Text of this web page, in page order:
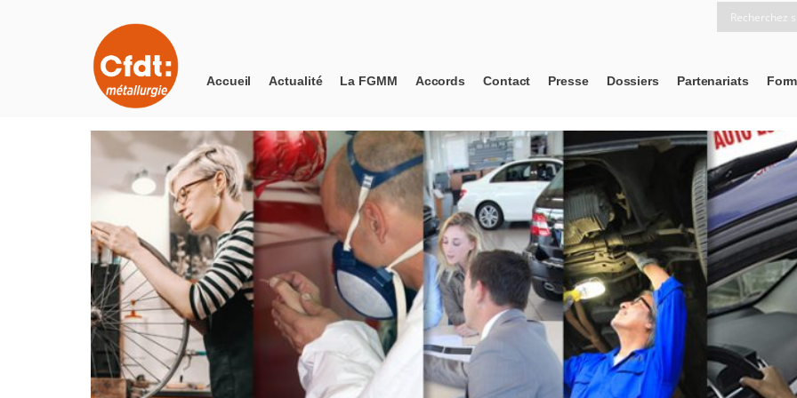
Accueil Actualité La FGMM Accords Contact Presse Dossiers Partenariats